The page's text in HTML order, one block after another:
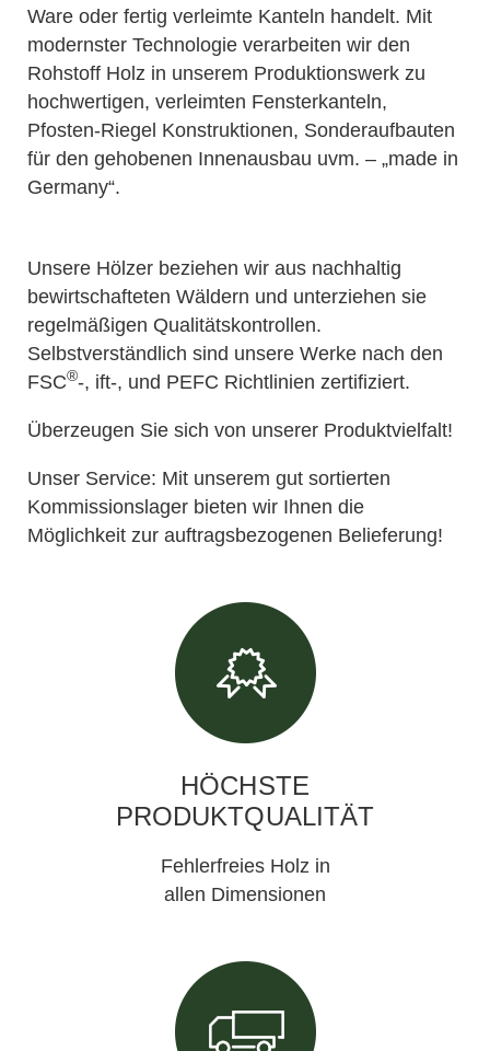
Ware oder fertig verleimte Kanteln handelt. Mit
modernster Technologie verarbeiten wir den
Rohstoff Holz in unserem Produktionswerk zu
hochwertigen, verleimten Fensterkanteln,
Pfosten-Riegel Konstruktionen, Sonderaufbauten
für den gehobenen Innenausbau uvm. – „made in
Germany“.
Unsere Hölzer beziehen wir aus nachhaltig
bewirtschafteten Wäldern und unterziehen sie
regelmäßigen Qualitätskontrollen.
Selbstverständlich sind unsere Werke nach den
FSC®-, ift-, und PEFC Richtlinien zertifiziert.
Überzeugen Sie sich von unserer Produktvielfalt!
Unser Service: Mit unserem gut sortierten
Kommissionslager bieten wir Ihnen die
Möglichkeit zur auftragsbezogenen Belieferung!
HÖCHSTE
PRODUKTQUALITÄT
Fehlerfreies Holz in
allen Dimensionen